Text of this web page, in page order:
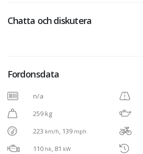
Chatta och diskutera
Fordonsdata
n/a
259 kg
223 km/h, 139 mph
110 hk, 81 kW